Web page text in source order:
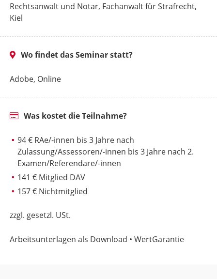
Rechtsanwalt und Notar, Fachanwalt für Strafrecht,
Kiel
Wo findet das Seminar statt?
Adobe, Online
Was kostet die Teilnahme?
94 € RAe/-innen bis 3 Jahre nach
Zulassung/Assessoren/-innen bis 3 Jahre nach 2.
Examen/Referendare/-innen
141 € Mitglied DAV
157 € Nichtmitglied
zzgl. gesetzl. USt.
Arbeitsunterlagen als Download • WertGarantie